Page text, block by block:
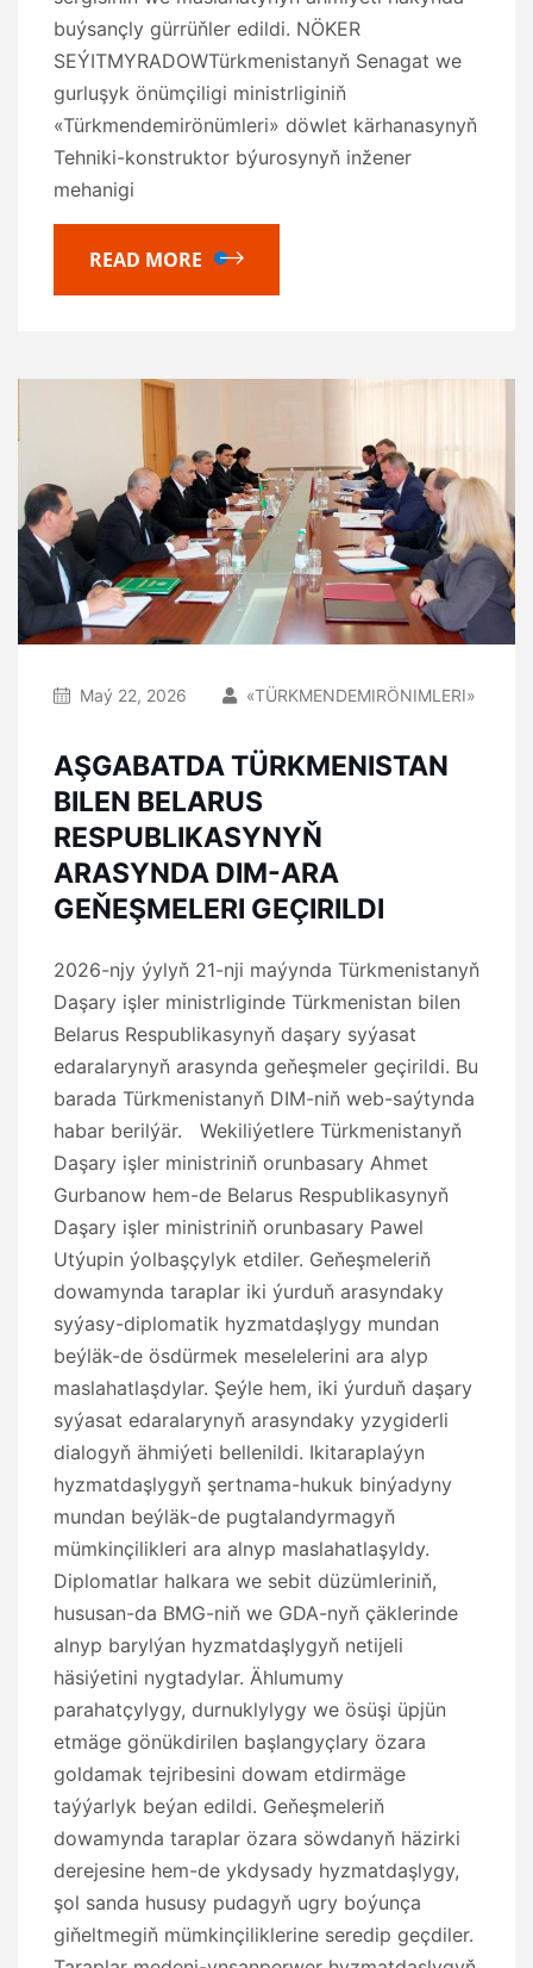
buýsançly gürrüňler edildi. NÖKER
SEÝITMYRADOWTürkmenistanyň Senagat we
gurluşyk önümçiligi ministrliginiň
«Türkmendemirönümleri» döwlet kärhanasynyň
Tehniki-konstruktor býurosynyň inžener
mehanigi
READ MORE
Maý 22, 2026 «TÜRKMENDEMIRÖNIMLERI»
AŞGABATDA TÜRKMENISTAN
BILEN BELARUS
RESPUBLIKASYNYŇ
ARASYNDA DIM-ARA
GEŇEŞMELERI GEÇIRILDI
2026-njy ýylyň 21-nji maýynda Türkmenistanyň
Daşary işler ministrliginde Türkmenistan bilen
Belarus Respublikasynyň daşary syýasat
edaralarynyň arasynda geňeşmeler geçirildi. Bu
barada Türkmenistanyň DIM-niň web-saýtynda
habar berilýär. Wekiliýetlere Türkmenistanyň
Daşary işler ministriniň orunbasary Ahmet
Gurbanow hem-de Belarus Respublikasynyň
Daşary işler ministriniň orunbasary Pawel
Utýupin ýolbaşçylyk etdiler. Geňeşmeleriň
dowamynda taraplar iki ýurduň arasyndaky
syýasy-diplomatik hyzmatdaşlygy mundan
beýläk-de ösdürmek meselelerini ara alyp
maslahatlaşdylar. Şeýle hem, iki ýurduň daşary
syýasat edaralarynyň arasyndaky yzygiderli
dialogyň ähmiýeti bellenildi. Ikitaraplaýyn
hyzmatdaşlygyň şertnama-hukuk binýadyny
mundan beýläk-de pugtalandyrmagyň
mümkinçilikleri ara alnyp maslahatlaşyldy.
Diplomatlar halkara we sebit düzümleriniň,
hususan-da BMG-niň we GDA-nyň çäklerinde
alnyp barylýan hyzmatdaşlygyň netijeli
häsiýetini nygtadylar. Ählumumy
parahatçylygy, durnuklylygy we ösüşi üpjün
etmäge gönükdirilen başlangyçlary özara
goldamak tejribesini dowam etdirmäge
taýýarlyk beýan edildi. Geňeşmeleriň
dowamynda taraplar özara söwdanyň häzirki
derejesine hem-de ykdysady hyzmatdaşlygy,
şol sanda hususy pudagyň ugry boýunça
giňeltmegiň mümkinçiliklerine seredip geçdiler.